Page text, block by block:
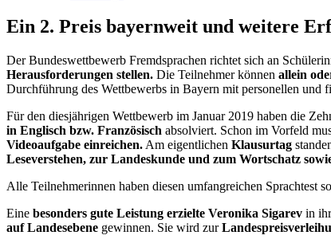
Ein 2. Preis bayernweit und weitere
Der Bundeswettbewerb Fremdsprachen richtet sich an
Herausforderungen stellen. Die Teilnehmer können allein
Durchführung des Wettbewerbs in Bayern mit personellen und
Für den diesjährigen Wettbewerb im Januar 2019 haben die
in Englisch bzw. Französisch absolviert. Schon im Vorfeld
Videoaufgabe einreichen. Am eigentlichen Klausurtag
Leseverstehen, zur Landeskunde und zum Wortschatz
Alle Teilnehmerinnen haben diesen umfangreichen Sprachtest
Eine besonders gute Leistung erzielte Veronika Sigarev in
auf Landesebene gewinnen. Sie wird zur